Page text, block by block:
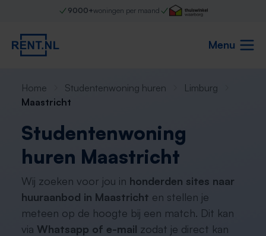
9000+woningen per maand
Menu
Home Studentenwoning huren
Limburg
Maastricht
Studentenwoning
huren Maastricht
Wij zoeken voor jou in honderden sites naar
huuraanbod in Maastricht en stellen je
meteen op de hoogte bij een match. Dit kan
via Whatsapp of e-mail zodat je direct kan